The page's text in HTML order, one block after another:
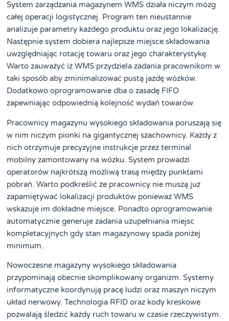
System zarządzania magazynem WMS działa niczym mózg
całej operacji logistycznej. Program ten nieustannie
analizuje parametry każdego produktu oraz jego lokalizację.
Następnie system dobiera najlepsze miejsce składowania
uwzględniając rotację towaru oraz jego charakterystykę.
Warto zauważyć iż WMS przydziela zadania pracownikom w
taki sposób aby zminimalizować pustą jazdę wózków.
Dodatkowo oprogramowanie dba o zasadę FIFO
zapewniając odpowiednią kolejność wydań towarów.
Pracownicy magazynu wysokiego składowania poruszają się
w nim niczym pionki na gigantycznej szachownicy. Każdy z
nich otrzymuje precyzyjne instrukcje przez terminal
mobilny zamontowany na wózku. System prowadzi
operatorów najkrótszą możliwą trasą między punktami
pobrań. Warto podkreślić że pracownicy nie muszą już
zapamiętywać lokalizacji produktów ponieważ WMS
wskazuje im dokładne miejsce. Ponadto oprogramowanie
automatycznie generuje zadania uzupełniania miejsc
kompletacyjnych gdy stan magazynowy spada poniżej
minimum.
Nowoczesne magazyny wysokiego składowania
przypominają obecnie skomplikowany organizm. Systemy
informatyczne koordynują pracę ludzi oraz maszyn niczym
układ nerwowy. Technologia RFID oraz kody kreskowe
pozwalają śledzić każdy ruch towaru w czasie rzeczywistym.